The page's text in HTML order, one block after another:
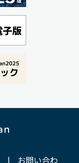
| お問い合わ